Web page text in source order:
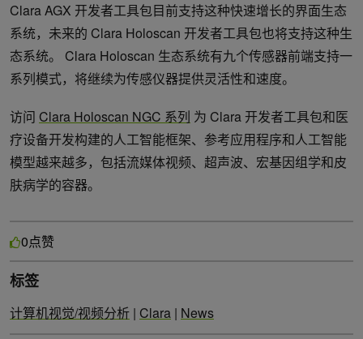
Clara AGX 开发者工具包目前支持这种快速增长的界面生态
系统，未来的 Clara Holoscan 开发者工具包也将支持这种生
态系统。 Clara Holoscan 生态系统有九个传感器前端支持一
系列模式，将继续为传感仪器提供灵活性和速度。
访问 Clara Holoscan NGC 系列 为 Clara 开发者工具包和医
疗设备开发构建的人工智能框架、参考应用程序和人工智能
模型越来越多，包括流媒体视频、超声波、宏基因组学和皮
肤病学的容器。
0点赞
标签
计算机视觉/视频分析 | Clara | News